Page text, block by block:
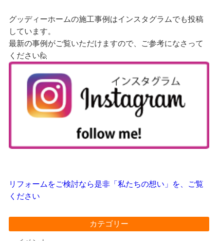
グッディーホームの施工事例はインスタグラムでも投稿
しています。
最新の事例がご覧いただけますので、ご参考になさって
ください🙋
リフォームをご検討なら是非「私たちの想い」を、ご覧
ください
カテゴリー